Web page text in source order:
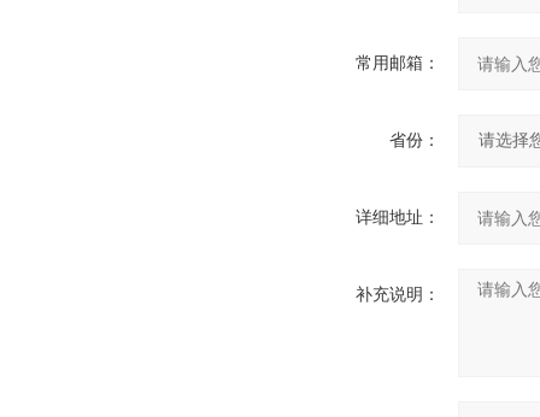
常用邮箱：
省份：
详细地址：
补充说明：